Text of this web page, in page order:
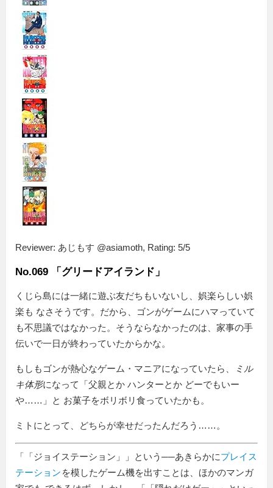
Reviewer: あじもす @asiamoth, Rating: 5/5
No.069 「グリードアイランド」
くじら島には一緒に遊ぶ友だちもいないし、娯楽らしい娯
楽も なさそうです。だから、ゴンがゲームにハマっていて
も不思議ではなかった。そうならなかったのは、家事の手
伝いで一日が終わっていたからかな。
もしもゴンが熱心なゲーム・マニアになっていたら、
ミル
キ体形になって「父親とか ハンターとか どーでもいー
や……」と お菓子をボリボリ食っていたかも。
ミトにとって、どちらが幸せだったんだろう……。
「 ジョイステーション 」という──あきらかにプレイス
テーション を模したゲーム機を出すことは、ほかのマンガ